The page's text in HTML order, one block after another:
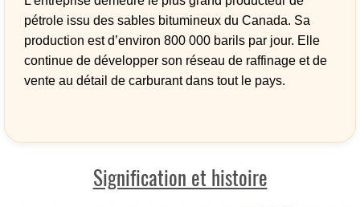
pétrole issu des sables bitumineux du Canada. Sa
production est d’environ 800 000 barils par jour. Elle
continue de développer son réseau de raffinage et de
vente au détail de carburant dans tout le pays.
Signification et histoire